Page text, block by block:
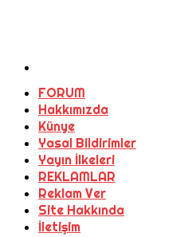
FORUM
Hakkımızda
Künye
Yasal Bildirimler
Yayın İlkeleri
REKLAMLAR
Reklam Ver
Site Hakkında
İletişim